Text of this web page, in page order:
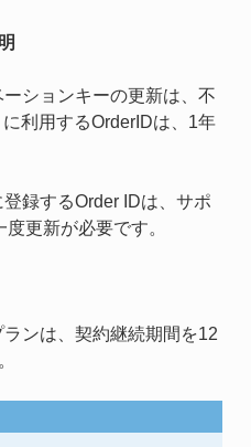
ションキーの更新は、不
利用するOrderIDは、1年
登録するOrder IDは、サポ
更新が必要です。
ンは、契約継続期間を12